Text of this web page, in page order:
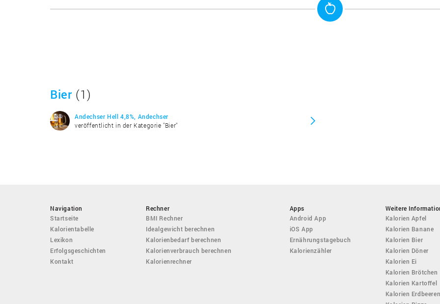
Bier (1)
Andechser Hell 4,8%, Andechser
veröffentlicht in der Kategorie "Bier"
Navigation
Startseite
Kalorientabelle
Lexikon
Erfolgsgeschichten
Kontakt
Rechner
BMI Rechner
Idealgewicht berechnen
Kalorienbedarf berechnen
Kalorienverbrauch berechnen
Kalorienrechner
Apps
Android App
iOS App
Ernährungstagebuch
Kalorienzähler
Weitere
Kalorien Apfel
Kalorien Banane
Kalorien Bier
Kalorien Döner
Kalorien Ei
Kalorien Brötchen
Kalorien Kartoffel
Kalorien Erdbeeren